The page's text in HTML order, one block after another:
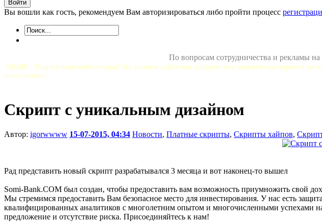
Вы вошли как гость, рекомендуем Вам авторизироваться либо пройти процесс
По вопросам сотрудничества и рекламы на
MixliP - Территория вебмастера! На нашем сайте вы найдете все для веб-мастеров и
пожалеешь!
Скрипт с уникальным дизайном
Автор: igorwwww 15-07-2015, 04:34 Новости, Платные скрипты, Скрипты хайпов,
Рад представить новый скрипт разрабатывался 3 месяца и вот наконец-то вышел
Somi-Bank.COM был создан, чтобы предоставить вам возможность приумножить свой
Мы стремимся предоставить Вам безопасное место для инвестирования. У нас есть
квалифицированных аналитиков с многолетним опытом и многочисленными
предложение и отсутствие риска. Присоединяйтесь к нам!